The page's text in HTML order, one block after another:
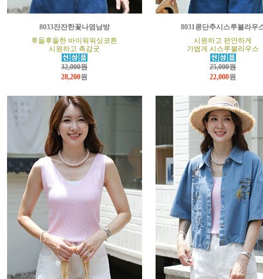
8033잔잔한꽃나염남방
후들후들한 바이워워싱코튼
시원하고 촉감굿
32,000원
28,200원
8031콩단추시스루블라우
시원하고 편안하게
가볍게 시스루블라우스
25,000원
22,000원